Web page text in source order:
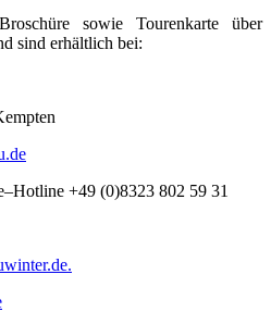
sowie Tourenkarte über
sind erhältlich bei:
+49 (0)8323 802 59 31